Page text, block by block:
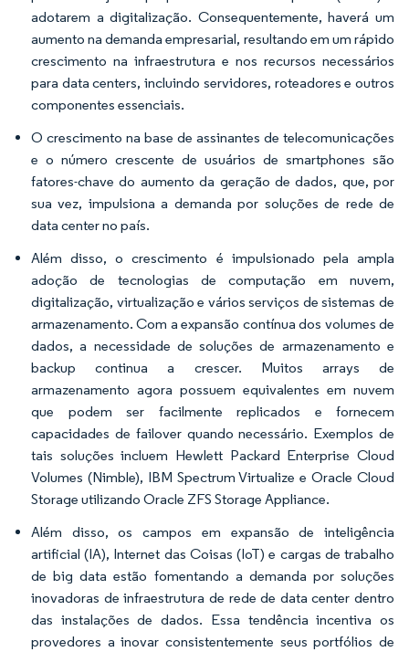
adotarem a digitalização. Consequentemente, haverá um
aumento na demanda empresarial, resultando em um rápido
crescimento na infraestrutura e nos recursos necessários
para data centers, incluindo servidores, roteadores e outros
componentes essenciais.
O crescimento na base de assinantes de telecomunicações
e o número crescente de usuários de smartphones são
fatores-chave do aumento da geração de dados, que, por
sua vez, impulsiona a demanda por soluções de rede de
data center no país.
Além disso, o crescimento é impulsionado pela ampla
adoção de tecnologias de computação em nuvem,
digitalização, virtualização e vários serviços de sistemas de
armazenamento. Com a expansão contínua dos volumes de
dados, a necessidade de soluções de armazenamento e
backup continua a crescer. Muitos arrays de
armazenamento agora possuem equivalentes em nuvem
que podem ser facilmente replicados e fornecem
capacidades de failover quando necessário. Exemplos de
tais soluções incluem Hewlett Packard Enterprise Cloud
Volumes (Nimble), IBM Spectrum Virtualize e Oracle Cloud
Storage utilizando Oracle ZFS Storage Appliance.
Além disso, os campos em expansão de inteligência
artificial (IA), Internet das Coisas (IoT) e cargas de trabalho
de big data estão fomentando a demanda por soluções
inovadoras de infraestrutura de rede de data center dentro
das instalações de dados. Essa tendência incentiva os
provedores a inovar consistentemente seus portfólios de